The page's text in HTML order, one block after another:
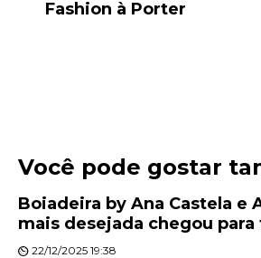
Fashion à Porter
Você pode gostar
Boiadeira by Ana Castela e
mais desejada chegou
22/12/2025 19:38